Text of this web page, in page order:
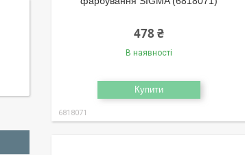
478 ₴
В наявності
Купити
6818071